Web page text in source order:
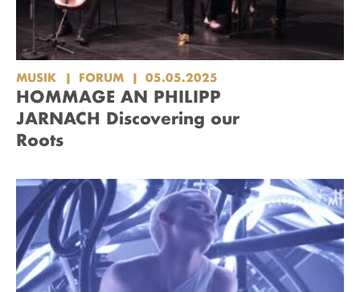
MUSIK FORUM 05.05.2025
HOMMAGE AN PHILIPP
JARNACH Discovering our
Roots